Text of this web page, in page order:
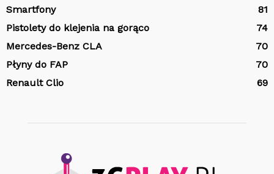
Smartfony
81
Pistolety do klejenia na gorąco
74
Mercedes-Benz CLA
70
Płyny do FAP
70
Renault Clio
69